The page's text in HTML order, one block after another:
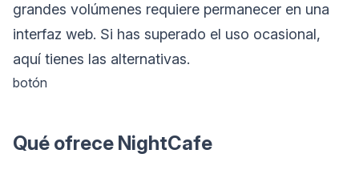
grandes volúmenes requiere permanecer en una
interfaz web. Si has superado el uso ocasional,
aquí tienes las alternativas.
botón
Qué ofrece NightCafe